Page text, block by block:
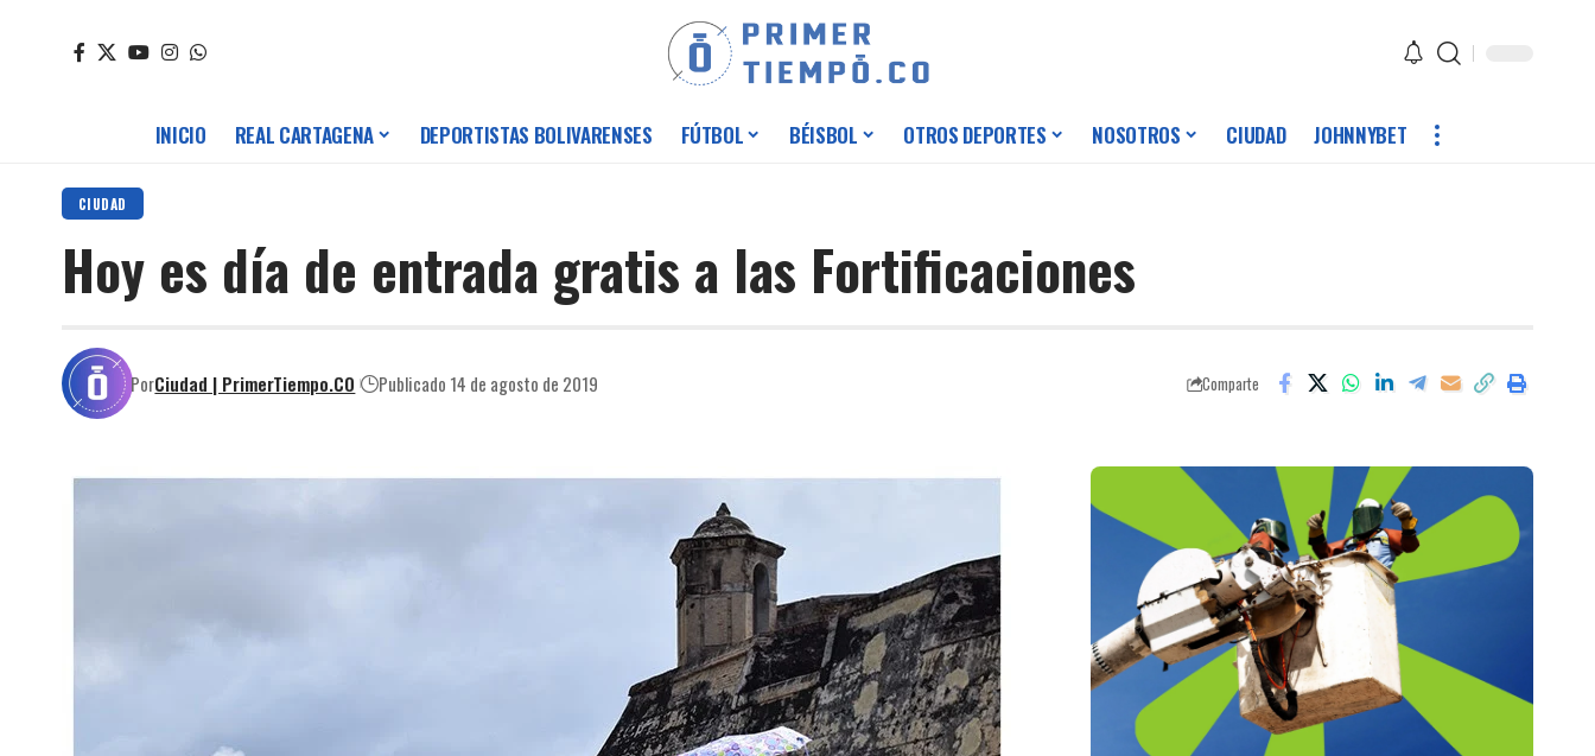
INICIO REAL CARTAGENA DEPORTISTAS BOLIVARENSES FÚTBOL BÉISBOL OTROS DEPORTES NOSOTROS CIUDAD JOHNNYBET
CIUDAD
Hoy es día de entrada gratis a las Fortificaciones
PorCiudad | PrimerTiempo.CO Publicado 14 de agosto de 2019 Comparte